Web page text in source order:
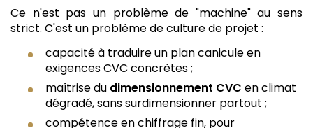
Ce n'est pas un problème de "machine" au sens
strict. C'est un problème de culture de projet :
capacité à traduire un plan canicule en
exigences CVC concrètes ;
maîtrise du dimensionnement CVC en climat
dégradé, sans surdimensionner partout ;
compétence en chiffrage fin, pour